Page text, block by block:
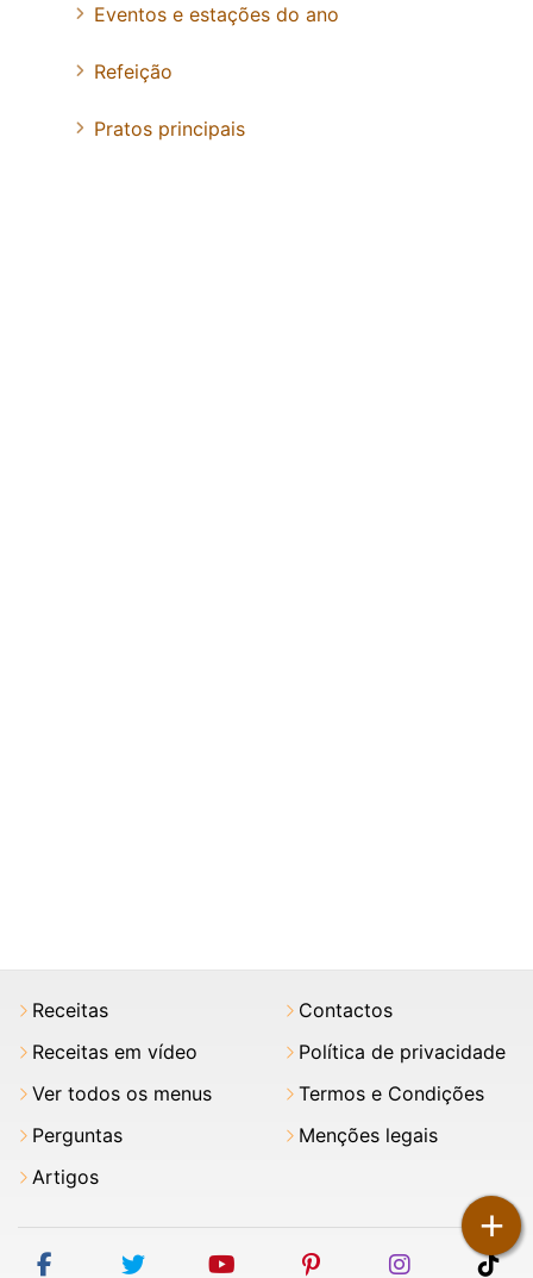
+
Eventos e estações do ano
Refeição
Pratos principais
Receitas
Receitas em vídeo
Ver todos os menus
Perguntas
Artigos
Contactos
Política de privacidade
Termos e Condições
Menções legais
facebooktwitter youtubepinterestinstagram